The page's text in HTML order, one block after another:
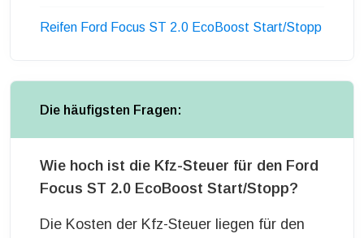
Reifen Ford Focus ST 2.0 EcoBoost Start/Stopp
Die häufigsten Fragen:
Wie hoch ist die Kfz-Steuer für den Ford
Focus ST 2.0 EcoBoost Start/Stopp?
Die Kosten der Kfz-Steuer liegen für den